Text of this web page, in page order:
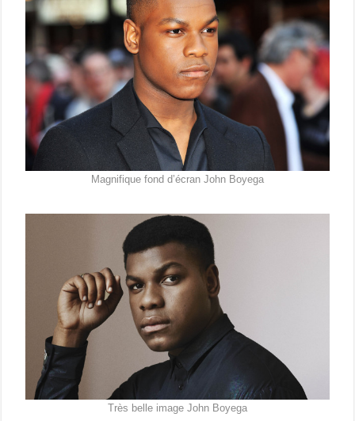
Magnifique fond d’écran John Boyega
Très belle image John Boyega